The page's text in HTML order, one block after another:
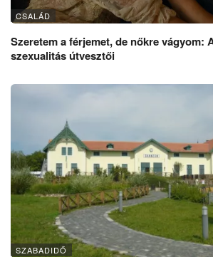
CSALÁD
Szeretem a férjemet, de nőkre vágyom:
szexualitás útvesztői
SZABADIDŐ